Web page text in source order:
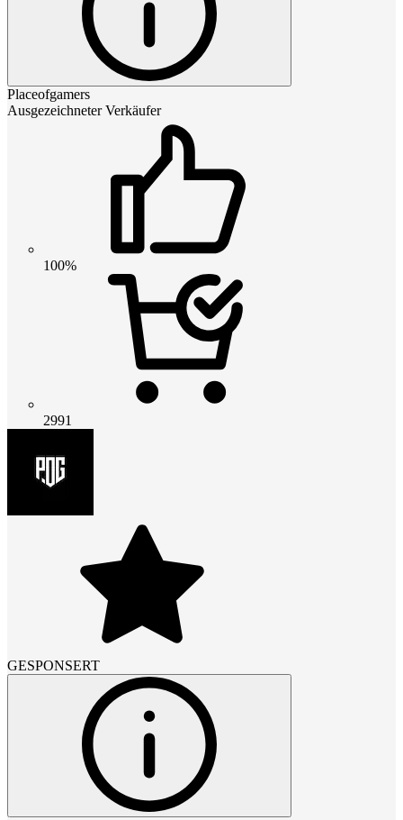
Placeofgamers
Ausgezeichneter Verkäufer
100%
2991
GESPONSERT